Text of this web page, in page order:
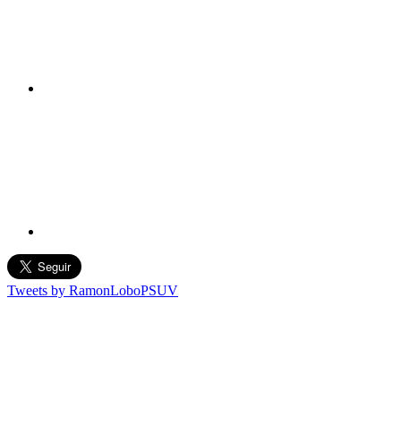
Tweets by RamonLoboPSUV